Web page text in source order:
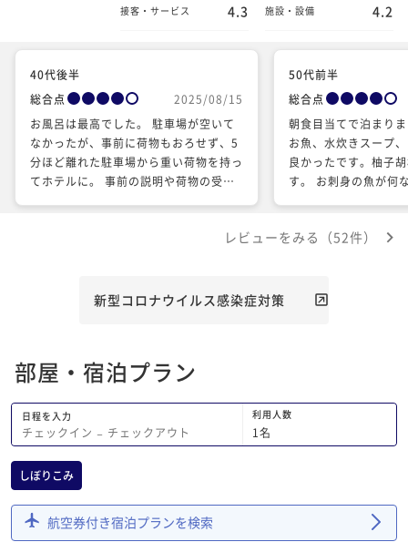
接客・サービス 4.3 施設・設備 4.2
40代後半
総合点
2025/08/15
お風呂は最高でした。 駐車場が空いて
なかったが、事前に荷物もおろせず、5
分ほど離れた駐車場から重い荷物を持っ
てホテルに。 事前の説明や荷物の受け
50代前半
総合点
朝食目当てで泊まり
お魚、水炊きスープ
良かったです。柚子
す。 お刺身の魚が何
れませんでした。 ウ
いました。 エレベー
レビューをみる（52件）
新型コロナウイルス感染症対策
部屋・宿泊プラン
日程を入力
チェックイン − チェックアウト
利用人数
1名
しぼりこみ
航空券付き宿泊プランを検索